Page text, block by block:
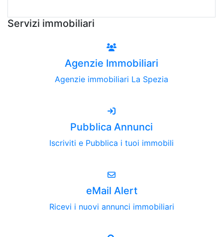
Servizi immobiliari
Agenzie Immobiliari
Agenzie immobiliari La Spezia
Pubblica Annunci
Iscriviti e Pubblica i tuoi immobili
eMail Alert
Ricevi i nuovi annunci immobiliari